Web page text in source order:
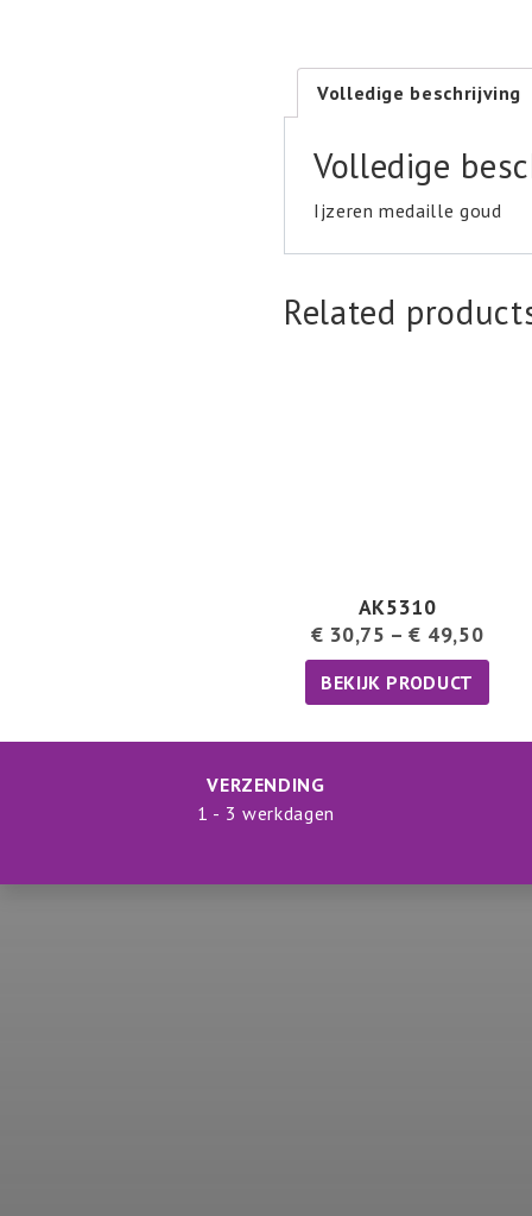
Volledige beschrijving
Volledige
Ijzeren medaille goud
Related
AK5310
€ 30,75 –€ 49,50
BEKIJK PRODUCT
VERZENDING
1 - 3 werkdagen